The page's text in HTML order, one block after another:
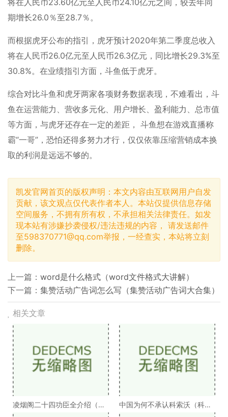
将在人民币23.60亿元至人民币24.10亿元之间，较去年同
期增长26.0％至28.7％。
而根据虎牙公布的指引，虎牙预计2020年第二季度总收入
将在人民币26.0亿元至人民币26.3亿元，同比增长29.3%至
30.8%。在业绩指引方面，斗鱼低于虎牙。
综合对比斗鱼和虎牙两家各项财务数据表现，不难看出，斗
鱼在运营能力、营收多元化、用户增长、盈利能力、总市值
等方面，与虎牙还存在一定的差距， 斗鱼想在游戏直播称
霸“一哥”，恐怕还得多努力才行，仅仅依靠压缩营销成本换
取的利润是远远不够的。
凯发官网首页的版权声明：本文内容由互联网用户自发
贡献，该文观点仅代表作者本人。本站仅提供信息存储
空间服务，不拥有所有权，不承担相关法律责任。如发
现本站有涉嫌抄袭侵权/违法违规的内容， 请发送邮件
至598370771@qq.com举报，一经查实，本站将立刻
删除。
上一篇： word是什么格式（word文件格式大讲解）
下一篇： 集赞活动广告词怎么写（集赞活动广告词大合集）
相关文章
凌烟阁二十四功臣全介绍（凌
烟阁二十四功臣排
中国为何不承认科索沃（科索
沃为何不被承认）